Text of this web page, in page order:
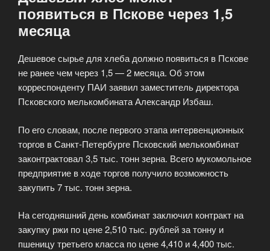
появиться в Пскове через 1,5
месяца
Дешевое сырье для хлеба должно появиться в Пскове
не ранее чем через 1,5 — 2 месяца. Об этом
корреспонденту ПАИ заявил заместитель директора
Псковского мелькомбината Александр Избаш.
По его словам, после первого этапа интервенционных
торгов в Санкт-Петербурге Псковский мелькомбинат
законтрактовал 3,5 тыс. тонн зерна. Всего мукомольное
предприятие в ходе торгов получило возможность
закупить 7 тыс. тонн зерна.
На сегодняшний день комбинат заключил контракт на
закупку ржи по цене 2,510 тыс. рублей за тонну и
пшеницу третьего класса по цене 4,410 и 4,400 тыс.